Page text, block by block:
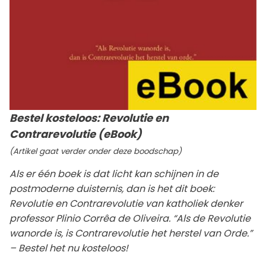
Bestel kosteloos: Revolutie en
Contrarevolutie (eBook)
(Artikel gaat verder onder deze boodschap)
Als er één boek is dat licht kan schijnen in de
postmoderne duisternis, dan is het dit boek:
Revolutie en Contrarevolutie van katholiek denker
professor Plinio Corrêa de Oliveira. “Als de Revolutie
wanorde is, is Contrarevolutie het herstel van Orde.”
– Bestel het nu kosteloos!